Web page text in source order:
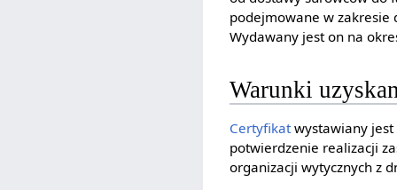
podejmowane w zakresie
Wydawany jest on na
Warunki
Certyfikatwystawiany jest
potwierdzenie realizacji
organizacji wytycznych z